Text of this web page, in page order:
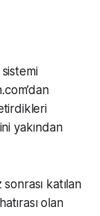
yakından
katılan
olan